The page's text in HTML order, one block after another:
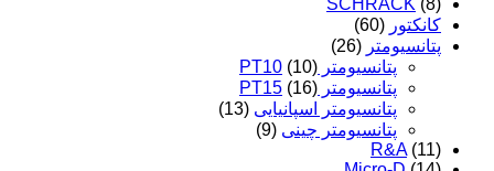
کانکتور (60)
پتانسیومتر (26)
پتانسیومتر PT10 (10)
پتانسیومتر PT15 (16)
پتانسیومتر اسپانیایی (13)
پتانسیومتر چینی (9)
R&A (11)